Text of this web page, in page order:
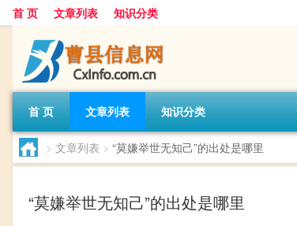
首 页 文章列表 知识分类
首 页 文章列表 知识分类
> 文章列表 > “莫嫌举世无知己”的出处是哪里
“莫嫌举世无知己”的出处是哪里